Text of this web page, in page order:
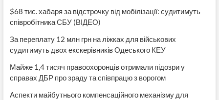
$68 тис. хабаря за відстрочку від мобілізації: судитимуть
співробітника СБУ (ВІДЕО)
За переплату 12 млн грн на ліжках для військових
судитимуть двох екскерівників Одеського КЕУ
Майже 1,4 тисяч правоохоронців отримали підозри у
справах ДБР про зраду та співпрацю з ворогом
Аспекти майбутнього компенсаційного механізму для